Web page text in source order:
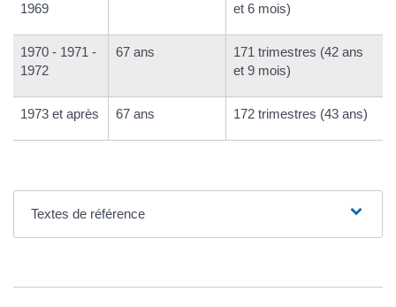
1969 et 6 mois)
1970 - 1971 -
1972
67 ans
171 trimestres (42 ans
et 9 mois)
1973 et après 67 ans 172 trimestres (43 ans)
Textes de référence